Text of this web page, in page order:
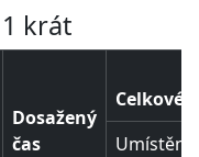
krát
Dosažený
čas
Celkové
Umístění